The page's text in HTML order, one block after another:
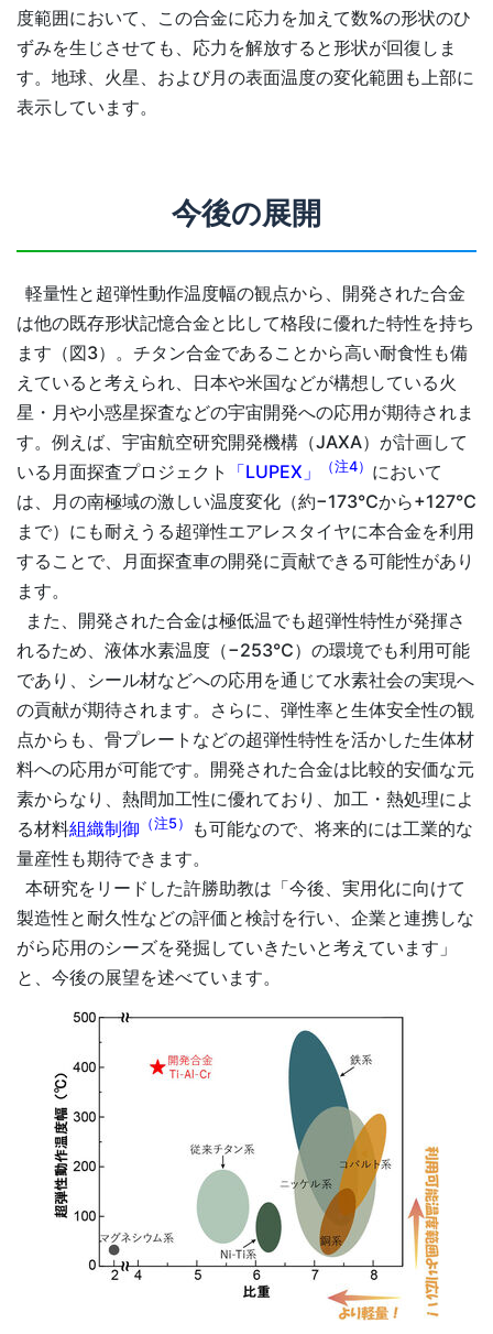
度範囲において、この合金に応力を加えて数%の形状のひ
ずみを生じさせても、応力を解放すると形状が回復しま
す。地球、火星、および月の表面温度の変化範囲も上部に
表示しています。
今後の展開
軽量性と超弾性動作温度幅の観点から、開発された合金
は他の既存形状記憶合金と比して格段に優れた特性を持ち
ます（図3）。チタン合金であることから高い耐食性も備
えていると考えられ、日本や米国などが構想している火
星・月や小惑星探査などの宇宙開発への応用が期待されま
す。例えば、宇宙航空研究開発機構（JAXA）が計画して
いる月面探査プロジェクト
「LUPEX」 （注4） において
は、月の南極域の激しい温度変化（約−173℃から+127℃
まで）にも耐えうる超弾性エアレスタイヤに本合金を利用
することで、月面探査車の開発に貢献できる可能性があり
ます。
また、開発された合金は極低温でも超弾性特性が発揮さ
れるため、液体水素温度（−253℃）の環境でも利用可能
であり、シール材などへの応用を通じて水素社会の実現へ
の貢献が期待されます。さらに、弾性率と生体安全性の観
点からも、骨プレートなどの超弾性特性を活かした生体材
料への応用が可能です。開発された合金は比較的安価な元
素からなり、熱間加工性に優れており、加工・熱処理によ
る材料組織制御 （注5）
も可能なので、将来的には工業的な
量産性も期待できます。
本研究をリードした許勝助教は「今後、実用化に向けて
製造性と耐久性などの評価と検討を行い、企業と連携しな
がら応用のシーズを発掘していきたいと考えています」
と、今後の展望を述べています。